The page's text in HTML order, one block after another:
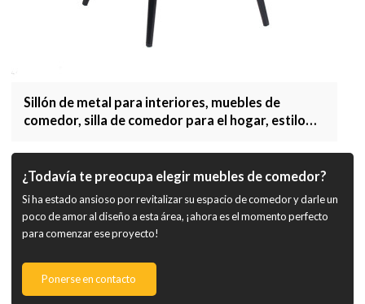
Sillón de metal para interiores, muebles de
comedor, silla de comedor para el hogar, estilo
¿Todavía te preocupa elegir muebles de comedor?
Si ha estado ansioso por revitalizar su espacio de comedor y darle un
poco de amor al diseño a esta área, ¡ahora es el momento perfecto
para comenzar ese proyecto!
Ponerse en contacto